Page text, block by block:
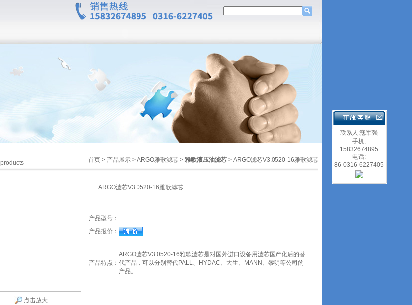
products 首页 > 产品展示 > ARGO雅歌滤芯 > 雅歌液压油滤芯 > ARGO滤芯V3.0520-16雅歌滤芯
ARGO滤芯V3.0520-16雅歌滤芯
点击放大
产品型号：
产品报价：
产品特点：
ARGO滤芯V3.0520-16雅歌滤芯是对国外进口设备用滤芯国产化后的替
代产品，可以分别替代PALL、HYDAC、大生、MANN、黎明等公司的
产品。
联系人:寇军强
手机;
15832674895
电话:
86-0316-6227405